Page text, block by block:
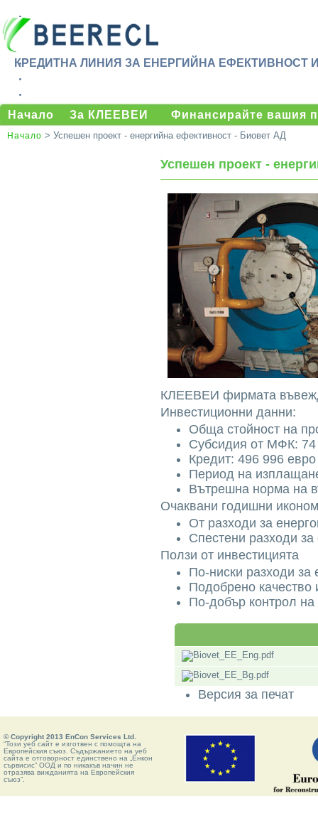
КРЕДИТНА ЛИНИЯ ЗА ЕНЕРГИЙНА
Начало За КЛЕЕВЕИ Финансирайте вашия
Начало > Успешен проект - енергийна ефективност - Биовет АД
Успешен проект -
КЛЕЕВЕИ фирмата
Инвестиционни данни:
Обща стойност на
Субсидия от МФК: 74
Кредит: 496 996 евро
Период на
Вътрешна норма на
Очаквани годишни
От разходи за
Спестени разходи
Ползи от инвестицията
По-ниски разходи за
Подобрено качество
По-добър контрол на
Версия за печат
© Copyright 2013 EnCon Services Ltd.
“Този уеб сайт е изготвен с помощта на
Европейския съюз. Съдържанието на уеб
сайта е отговорност единствено на „Енкон
сървисис” ООД и по никакъв начин не
отразява вижданията на Европейския
съюз”.